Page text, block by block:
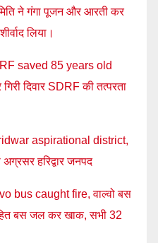
ने गंगा पूजन और आरती कर
लिया।
saved 85 years old
दिवार SDRF की तत्परता
aspirational district,
हरिद्वार जनपद
bus caught fire, वाल्वो बस
बस जल कर खाक, सभी 32